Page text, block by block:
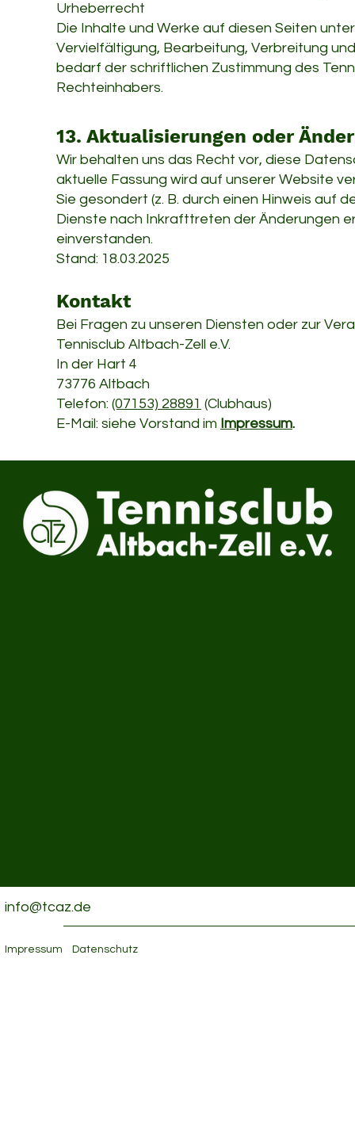
Urheberrecht
Die Inhalte und Werke auf diesen Seiten
Vervielfältigung, Bearbeitung, Verbreitung
bedarf der schriftlichen Zustimmung des
Rechteinhabers.
13. Aktualisierungen oder
Wir behalten uns das Recht vor, diese
aktuelle Fassung wird auf unserer Website
Sie gesondert (z. B. durch einen Hinweis auf
Dienste nach Inkrafttreten der Änderungen
einverstanden.
Stand: 18.03.2025
Kontakt
Bei Fragen zu unseren Diensten oder zur
Tennisclub Altbach-Zell e.V.
In der Hart 4
73776 Altbach
Telefon: (07153) 28891 (Clubhaus)
E-Mail: siehe Vorstand im Impressum.
info@tcaz.de
Impressum Datenschutz